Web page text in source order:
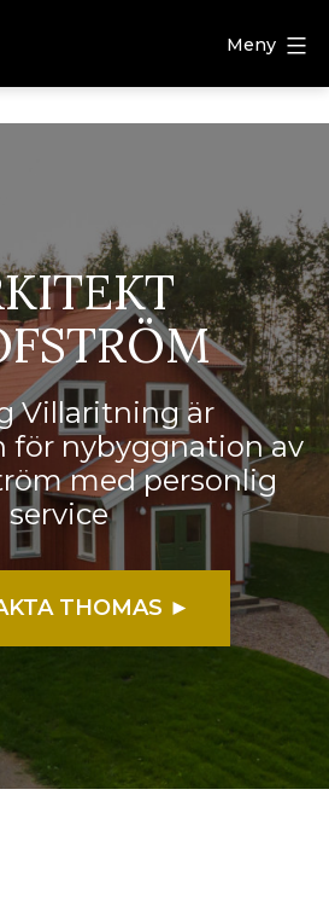
Meny
Villaritning är
för nybyggnation av
med personlig
service
THOMAS ►